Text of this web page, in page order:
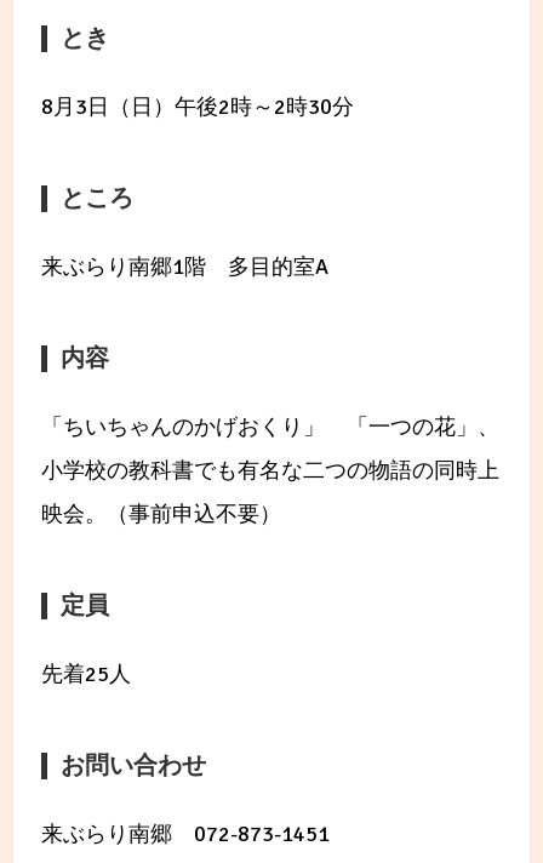
とき
8月3日（日）午後2時～2時30分
ところ
来ぶらり南郷1階 多目的室A
内容
「ちいちゃんのかげおくり」 「一つの花」、
小学校の教科書でも有名な二つの物語の同時上
映会。（事前申込不要）
定員
先着25人
お問い合わせ
来ぶらり南郷 072-873-1451